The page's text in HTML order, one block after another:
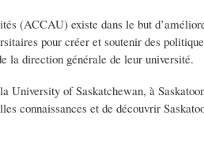
(ACCAU) existe dans le but
pour créer et soutenir des
la direction générale de leur université.
of Saskatchewan, à
connaissances et de découvrir